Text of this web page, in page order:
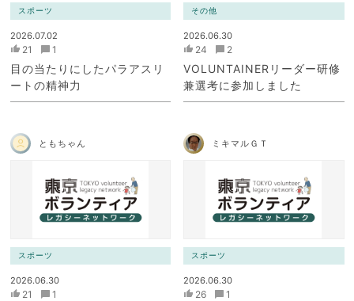
スポーツ
2026.07.02
21 1
目の当たりにしたパラアスリ
ートの精神力
その他
2026.06.30
24 2
VOLUNTAINERリーダー研修
兼選考に参加しました
ともちゃん
スポーツ
2026.06.30
21 1
ミキマルＧＴ
スポーツ
2026.06.30
26 1